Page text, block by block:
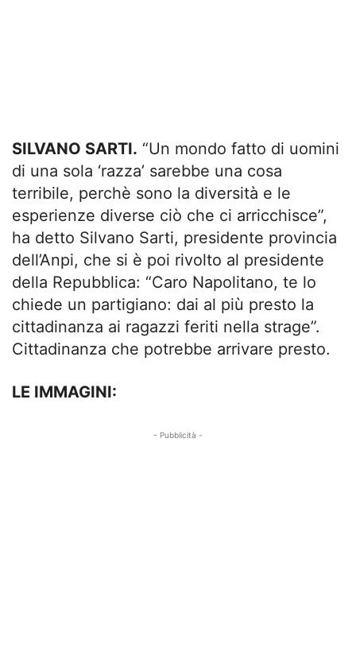
SILVANO SARTI. “Un mondo fatto di uomini
di una sola ‘razza’ sarebbe una cosa
terribile, perchè sono la diversità e le
esperienze diverse ciò che ci arricchisce”,
ha detto Silvano Sarti, presidente provincia
dell’Anpi, che si è poi rivolto al presidente
della Repubblica: “Caro Napolitano, te lo
chiede un partigiano: dai al più presto la
cittadinanza ai ragazzi feriti nella strage”.
Cittadinanza che potrebbe arrivare presto.
LE IMMAGINI:
- Pubblicità -